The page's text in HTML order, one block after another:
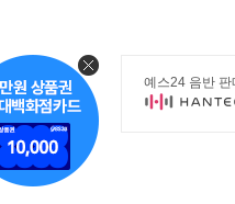
예스24 음반 판